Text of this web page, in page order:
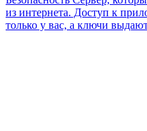
из интернета. Доступ к
только у вас, а ключи